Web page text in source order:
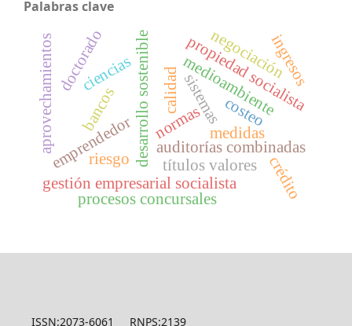
Palabras clave
auditorías combinadas
sistemas
normas
bancos desarrollo sostenible medioambiente
gestión empresarial socialista
procesos concursales
propiedad socialista
negociación
títulos valores
emprendedor
calidad
ciencias
doctorado
aprovechamientos ingresos
medidas
costeo
crédito
riesgo
ISSN:2073-6061 RNPS:2139